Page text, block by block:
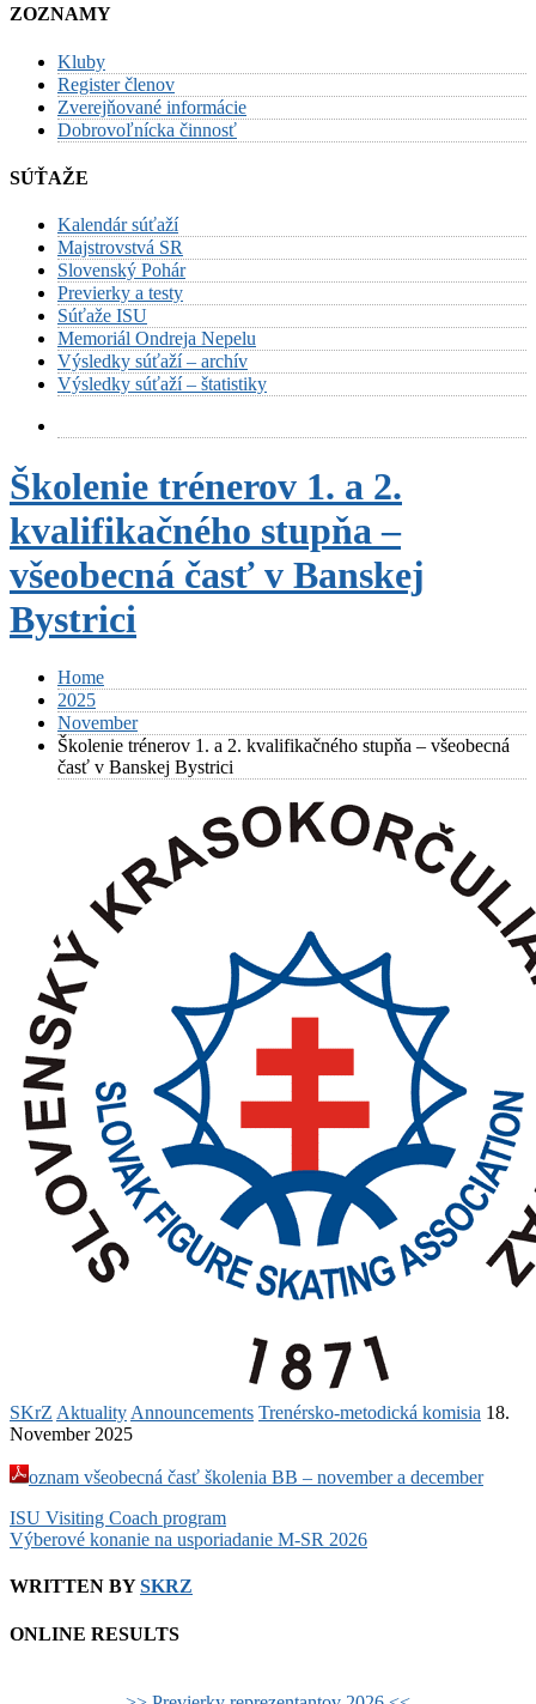
ZOZNAMY
Kluby
Register členov
Zverejňované informácie
Dobrovoľnícka činnosť
SÚŤAŽE
Kalendár súťaží
Majstrovstvá SR
Slovenský Pohár
Previerky a testy
Súťaže ISU
Memoriál Ondreja Nepelu
Výsledky súťaží – archív
Výsledky súťaží – štatistiky
Školenie trénerov 1. a 2.
kvalifikačného stupňa –
všeobecná časť v Banskej
Bystrici
Home
2025
November
Školenie trénerov 1. a 2. kvalifikačného stupňa – všeobecná
časť v Banskej Bystrici
SKrZ Aktuality Announcements Trenérsko-metodická komisia 18.
November 2025
oznam všeobecná časť školenia BB – november a december
Post
navigation
ISU Visiting Coach program
Výberové konanie na usporiadanie M-SR 2026
WRITTEN BYSKRZ
ONLINE RESULTS